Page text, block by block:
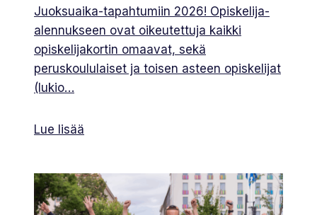
Juoksuaika-tapahtumiin 2026! Opiskelija-
alennukseen ovat oikeutettuja kaikki
opiskelijakortin omaavat, sekä
peruskoululaiset ja toisen asteen opiskelijat
(lukio…
Lue lisää